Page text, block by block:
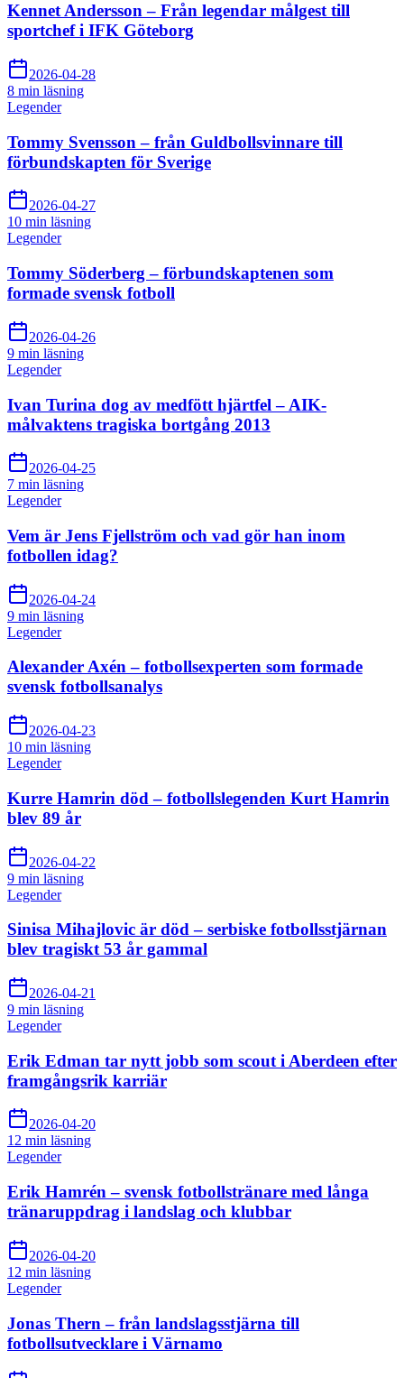
Kennet Andersson – Från legendar målgest till
sportchef i IFK Göteborg
2026-04-28
8 min läsning
Legender
Tommy Svensson – från Guldbollsvinnare till
förbundskapten för Sverige
2026-04-27
10 min läsning
Legender
Tommy Söderberg – förbundskaptenen som
formade svensk fotboll
2026-04-26
9 min läsning
Legender
Ivan Turina dog av medfött hjärtfel – AIK-
målvaktens tragiska bortgång 2013
2026-04-25
7 min läsning
Legender
Vem är Jens Fjellström och vad gör han inom
fotbollen idag?
2026-04-24
9 min läsning
Legender
Alexander Axén – fotbollsexperten som formade
svensk fotbollsanalys
2026-04-23
10 min läsning
Legender
Kurre Hamrin död – fotbollslegenden Kurt Hamrin
blev 89 år
2026-04-22
9 min läsning
Legender
Sinisa Mihajlovic är död – serbiske fotbollsstjärnan
blev tragiskt 53 år gammal
2026-04-21
9 min läsning
Legender
Erik Edman tar nytt jobb som scout i Aberdeen efter
framgångsrik karriär
2026-04-20
12 min läsning
Legender
Erik Hamrén – svensk fotbollstränare med långa
tränaruppdrag i landslag och klubbar
2026-04-20
12 min läsning
Legender
Jonas Thern – från landslagsstjärna till
fotbollsutvecklare i Värnamo